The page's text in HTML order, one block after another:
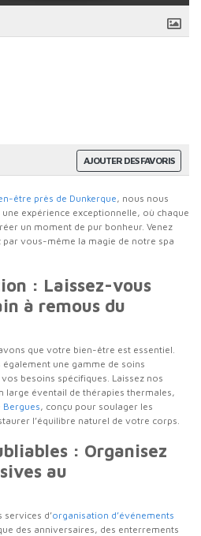
AJOUTER DES FAVORIS
être près de Dunkerque, nous nous
expérience exceptionnelle, où chaque
un moment de pur bonheur. Venez
vous-même la magie de notre spa
: Laissez-vous
à remous du
que votre bien-être est essentiel.
une gamme de soins
besoins spécifiques. Laissez nos
large éventail de thérapies thermales,
Bergues, conçu pour soulager les
l’équilibre naturel de votre corps.
: Organisez
au
d’organisation d’événements
des anniversaires, des enterrements